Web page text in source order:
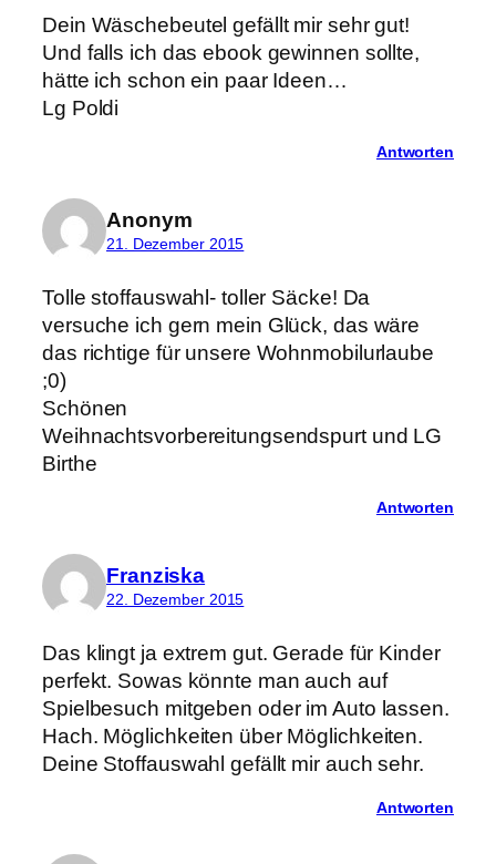
Dein Wäschebeutel gefällt mir sehr gut!
Und falls ich das ebook gewinnen sollte,
hätte ich schon ein paar Ideen…
Lg Poldi
Antworten
Anonym
21. Dezember 2015
Tolle stoffauswahl- toller Säcke! Da
versuche ich gern mein Glück, das wäre
das richtige für unsere Wohnmobilurlaube
;0)
Schönen
Weihnachtsvorbereitungsendspurt und LG
Birthe
Antworten
Franziska
22. Dezember 2015
Das klingt ja extrem gut. Gerade für Kinder
perfekt. Sowas könnte man auch auf
Spielbesuch mitgeben oder im Auto lassen.
Hach. Möglichkeiten über Möglichkeiten.
Deine Stoffauswahl gefällt mir auch sehr.
Antworten